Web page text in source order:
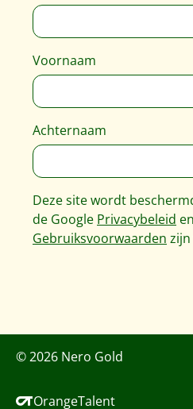
Voornaam
Achternaam
Deze site wordt
de Google Privacybeleid en
Gebruiksvoorwaarden
© 2026 Nero Gold
OrangeTalent